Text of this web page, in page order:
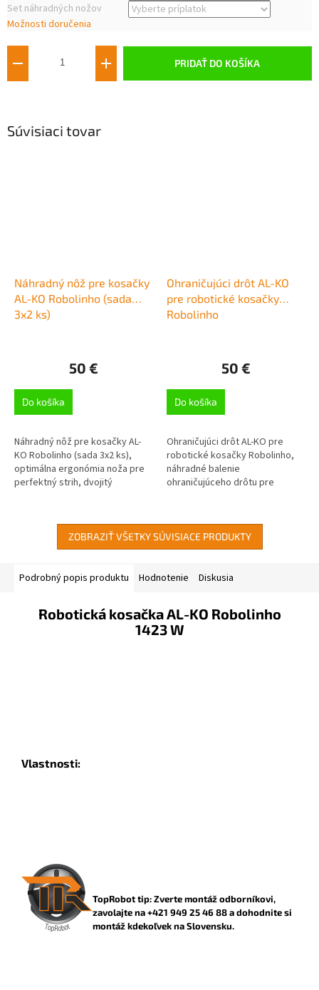
Set náhradných nožov
Možnosti doručenia
PRIDAŤ DO KOŠÍKA
Súvisiaci tovar
Náhradný nôž pre kosačky
AL-KO Robolinho (sada
3x2 ks)
50 €
Do košíka
Náhradný nôž pre kosačky AL-
KO Robolinho (sada 3x2 ks),
optimálna ergonómia noža pre
perfektný strih, dvojitý
Ohraničujúci drôt AL-KO
pre robotické kosačky
Robolinho
50 €
Do košíka
Ohraničujúci drôt AL-KO pre
robotické kosačky Robolinho,
náhradné balenie
ohraničujúceho drôtu pre
ZOBRAZIŤ VŠETKY SÚVISIACE PRODUKTY
Podrobný popis produktu Hodnotenie Diskusia
Robotická kosačka AL-KO Robolinho
1423 W
Vlastnosti:
TopRobot tip: Zverte montáž odborníkovi,
zavolajte na +421 949 25 46 88 a dohodnite si
montáž kdekoľvek na Slovensku.